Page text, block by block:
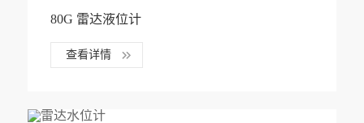
80G 雷达液位计
查看详情